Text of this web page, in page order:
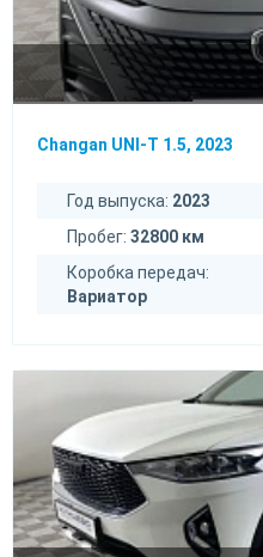
Changan UNI-T 1.5, 2023
Год выпуска: 2023
Пробег: 32800 км
Коробка передач:
Вариатор